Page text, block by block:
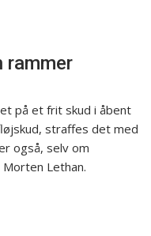
rammer
på et frit skud i åbent
straffes det med
også, selv om
Lethan.